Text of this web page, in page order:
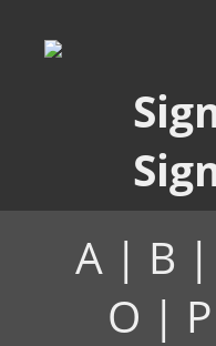
A | B |
O | P